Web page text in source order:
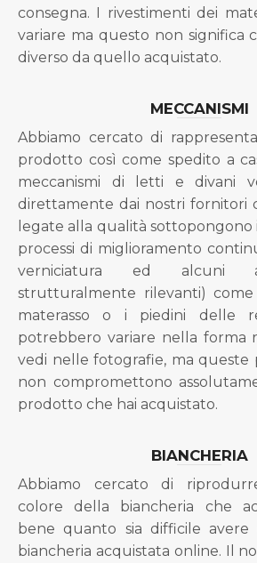
consegna. I rivestimenti dei
variare ma questo non significa
diverso da quello acquistato.
MECCANISMI
Abbiamo cercato di
prodotto così come spedito a
meccanismi di letti e divani
direttamente dai nostri fornitori
legate alla qualità
processi di miglioramento
verniciatura ed alcuni
strutturalmente rilevanti)
materasso o i piedini delle
potrebbero variare nella forma
vedi nelle fotografie, ma queste
non compromettono
prodotto che hai acquistato.
BIANCHERIA
Abbiamo cercato di
colore della biancheria che
bene quanto sia difficile
biancheria acquistata online. Il